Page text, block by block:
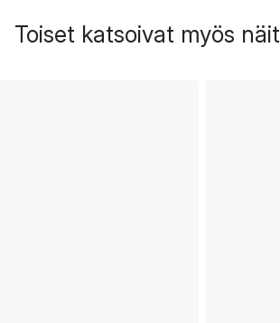
Toiset katsoivat myös